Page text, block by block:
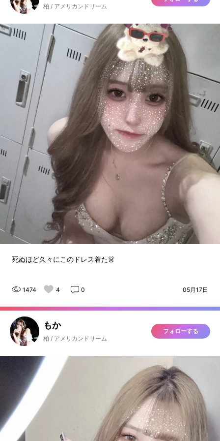
柏 / アメリカンドリーム
死ぬほど久々にこのドレス着た👗
1474 4 0 05月17日
もか
柏 / アメリカンドリーム
フォローする